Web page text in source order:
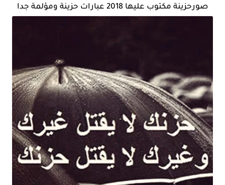
صورحزينة مكتوب عليها 2018 عبارات حزينة ومؤلمة جدا